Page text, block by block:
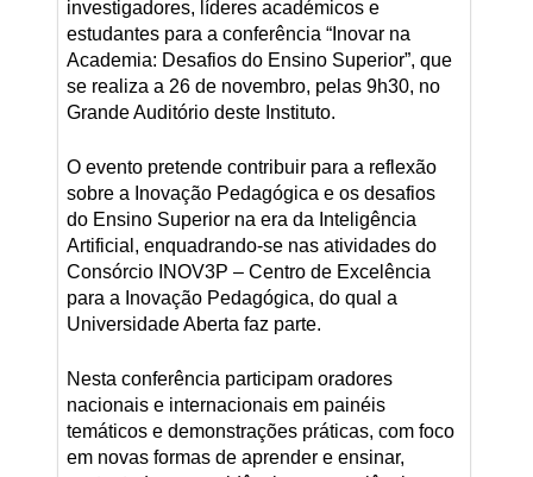
investigadores, líderes académicos e
estudantes para a conferência “Inovar na
Academia: Desafios do Ensino Superior”, que
se realiza a 26 de novembro, pelas 9h30, no
Grande Auditório deste Instituto.
O evento pretende contribuir para a reflexão
sobre a Inovação Pedagógica e os desafios
do Ensino Superior na era da Inteligência
Artificial, enquadrando-se nas atividades do
Consórcio INOV3P – Centro de Excelência
para a Inovação Pedagógica, do qual a
Universidade Aberta faz parte.
Nesta conferência participam oradores
nacionais e internacionais em painéis
temáticos e demonstrações práticas, com foco
em novas formas de aprender e ensinar,